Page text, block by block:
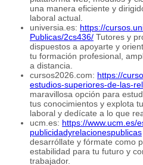
una manera eficiente y
laboral actual.
universia.es: https://
Publicas/2cs436/ Tutores y
dispuestos a apoyarte y
tu formación profesional,
a distancia.
cursos2026.com: https://
estudios-superiores-de-las-
maravillosa opción para
tus conocimientos y explota
laboral y dedícate a lo que
ucm.es: https://www.ucm.es/
publicidadyrelacionespublicas
desarróllate y fórmate como
estabilidad para tu futuro y
trabajador.